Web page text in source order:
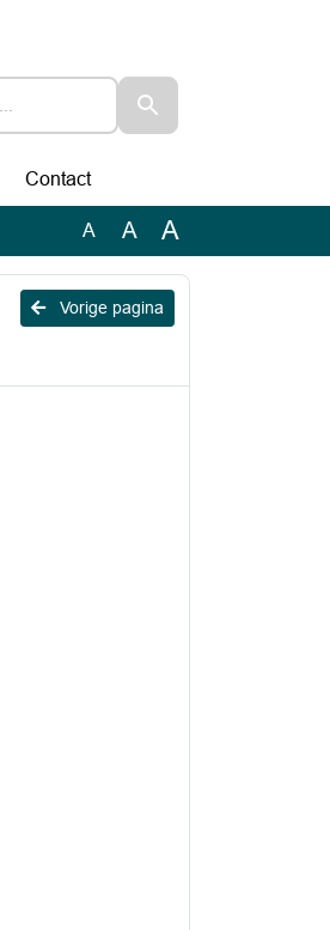
Contact
A A A
Vorige pagina